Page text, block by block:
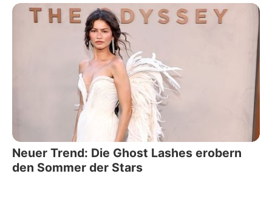
Neuer Trend: Die Ghost Lashes erobern
den Sommer der Stars